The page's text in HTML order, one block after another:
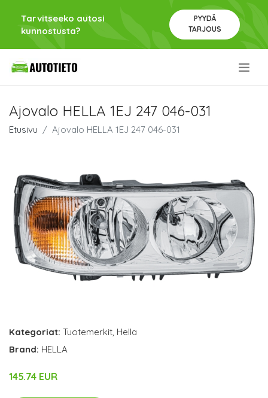
Tarvitseeko autosi
kunnostusta?
PYYDÄ
TARJOUS
Ajovalo HELLA 1EJ 247 046-031
Etusivu Ajovalo HELLA 1EJ 247 046-031
Kategoriat: Tuotemerkit, Hella
Brand: HELLA
145.74 EUR